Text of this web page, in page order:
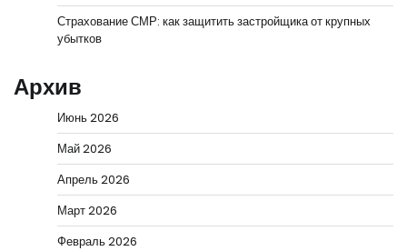
Страхование СМР: как защитить застройщика от крупных
убытков
Архив
Июнь 2026
Май 2026
Апрель 2026
Март 2026
Февраль 2026